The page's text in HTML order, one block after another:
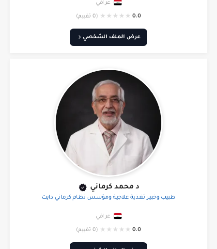
عراقي
0.0
★
★
★
★
★ (0 تقييم)
عرض الملف الشخصي
د محمد كرماني
طبيب وخبير تغذية علاجية ومؤسس نظام كرماني دايت
عراقي
0.0
★
★
★
★
★ (0 تقييم)